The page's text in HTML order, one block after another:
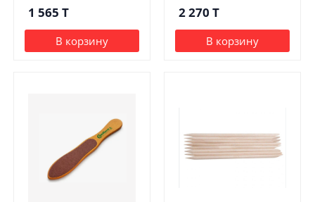
1 565 T
В корзину
2 270 T
В корзину